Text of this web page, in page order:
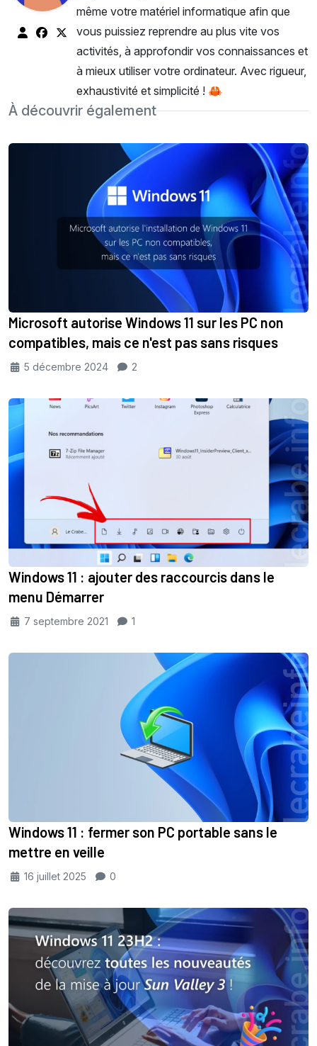
même votre matériel informatique afin que
vous puissiez reprendre au plus vite vos
activités, à approfondir vos connaissances et
à mieux utiliser votre ordinateur. Avec rigueur,
exhaustivité et simplicité ! 🦀
À découvrir également
Microsoft autorise Windows 11 sur les PC non
compatibles, mais ce n'est pas sans risques
5 décembre 2024 2
Windows 11 : ajouter des raccourcis dans le
menu Démarrer
7 septembre 2021 1
Windows 11 : fermer son PC portable sans le
mettre en veille
16 juillet 2025 0